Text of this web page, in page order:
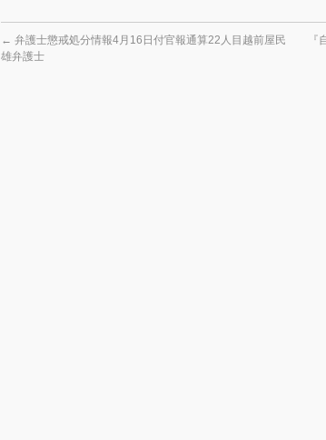
← 弁護士懲戒処分情報4月16日付官報通算22人目越前屋民
雄弁護士